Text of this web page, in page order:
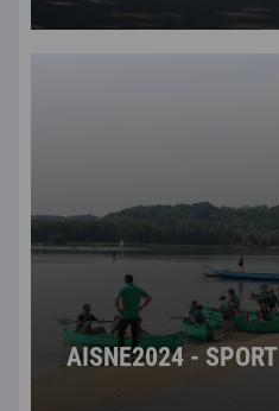
AISNE2024 - SPORT